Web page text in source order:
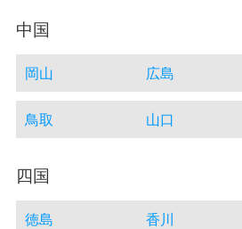
中国
岡山 広島
鳥取 山口
四国
徳島 香川